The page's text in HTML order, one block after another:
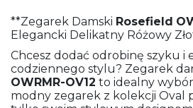
**Zegarek Damski Rosefield
Elegancki Delikatny Różowy
Chcesz dodać odrobinę szyku i
codziennego stylu? Zegarek
OWRMR-OV12 to idealny
modny zegarek z kolekcji Oval